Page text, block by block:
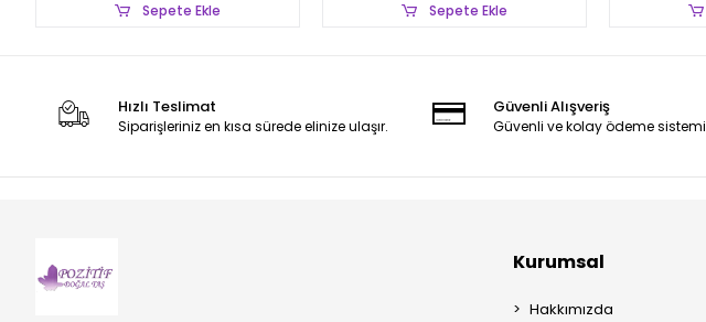
Sepete Ekle Sepete Ekle
Hızlı Teslimat
Siparişleriniz en kısa sürede elinize ulaşır.
Güvenli Alışveriş
Güvenli ve kolay ödeme sistemi
Kurumsal
Hakkımızda